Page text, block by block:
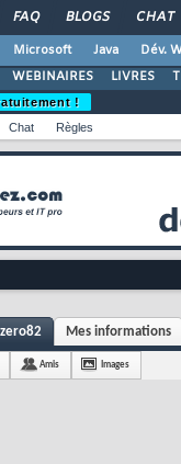
FAQ BLOGS CHAT
Microsoft Java Dév.
WEBINAIRES LIVRES
!
Chat Règles
Mes informations
Amis Images